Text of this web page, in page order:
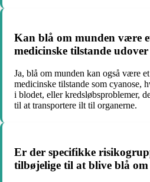
Kan blå om munden være
medicinske tilstande
Ja, blå om munden kan også være
medicinske tilstande som cyanose,
i blodet, eller kredsløbsproblemer,
til at transportere ilt til organerne.
Er der specifikke
tilbøjelige til at blive blå